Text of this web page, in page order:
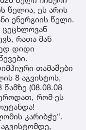
წელია, ეს არის
ენერგიის წელი.
ცეცხლოვან
რათა მან
დიდი
თამაშები
8 აგვისტოს,
(08.08.08
რომ ეს
კარიბჭე“.